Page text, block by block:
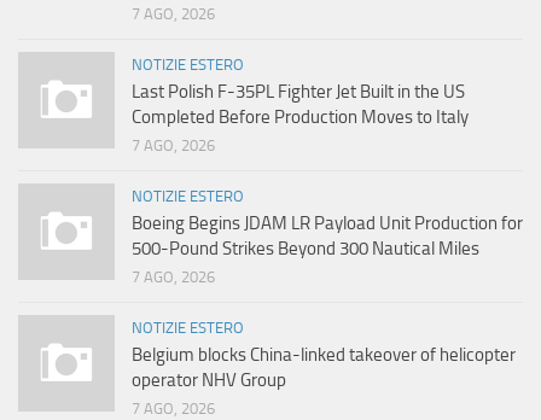
7 AGO, 2026
NOTIZIE ESTERO
Last Polish F-35PL Fighter Jet Built in the US
Completed Before Production Moves to Italy
7 AGO, 2026
NOTIZIE ESTERO
Boeing Begins JDAM LR Payload Unit Production for
500-Pound Strikes Beyond 300 Nautical Miles
7 AGO, 2026
NOTIZIE ESTERO
Belgium blocks China-linked takeover of helicopter
operator NHV Group
7 AGO, 2026